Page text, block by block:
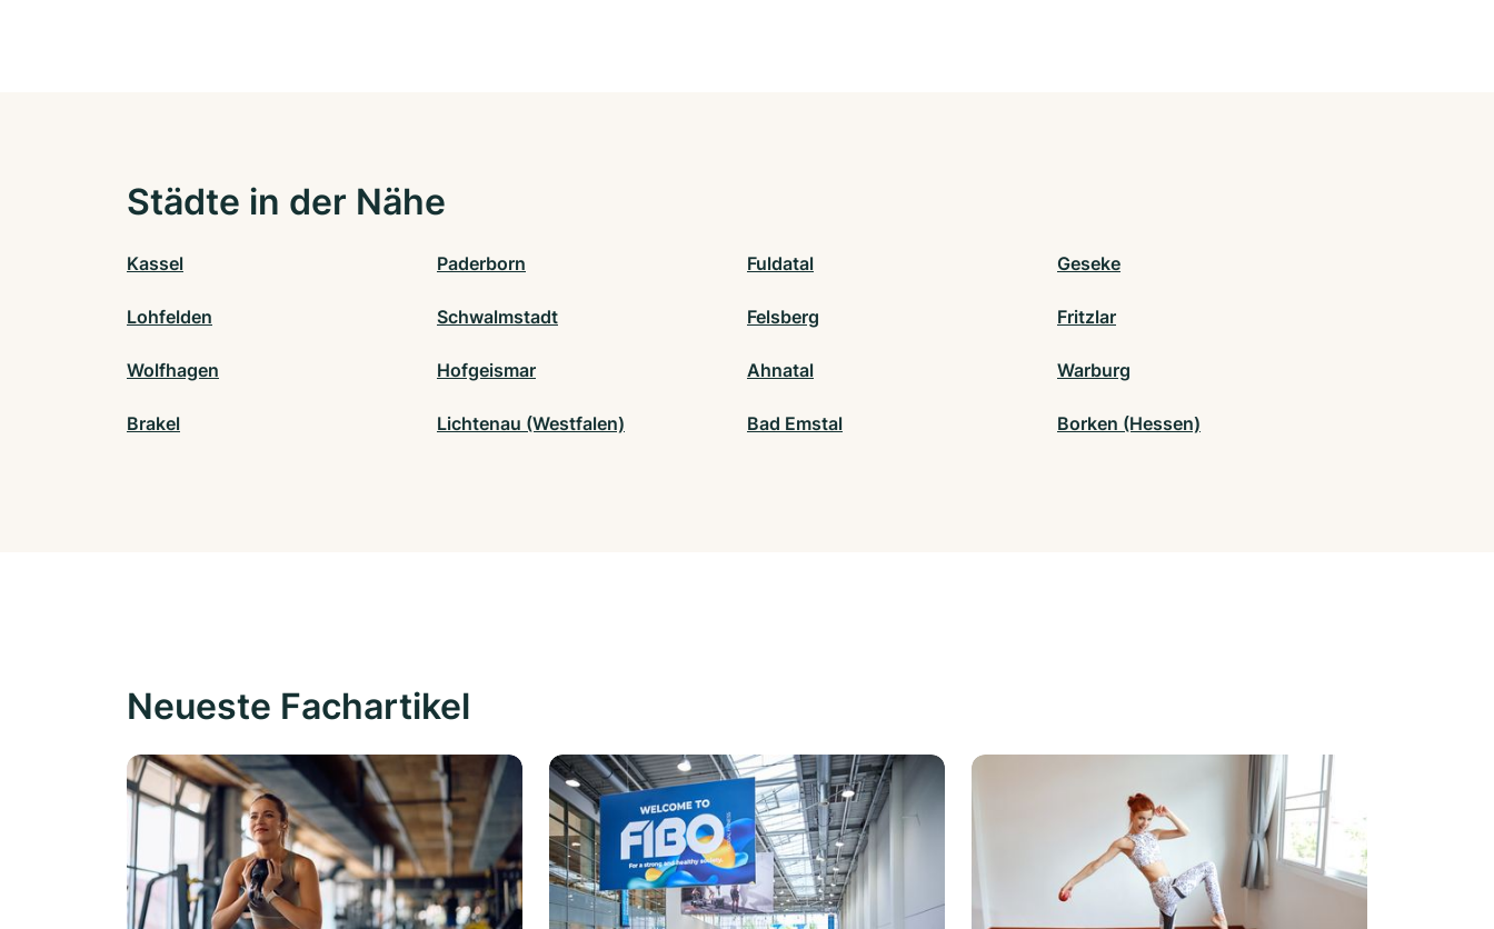
Städte in der Nähe
Kassel Paderborn Fuldatal Geseke
Lohfelden Schwalmstadt Felsberg Fritzlar
Wolfhagen Hofgeismar Ahnatal Warburg
Brakel Lichtenau (Westfalen) Bad Emstal Borken (Hessen)
Neueste Fachartikel